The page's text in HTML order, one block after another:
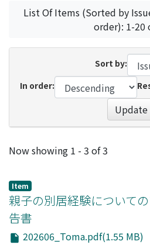
List Of Items (Sorted by
order): 1-20
Sort by:
In order:
Update
Recent Submissions
Now showing 1 - 3 of 3
Item
親子の別居経験について
告書
202606_Toma.pdf(1.55 MB)